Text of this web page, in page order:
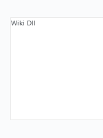
Wiki Dll